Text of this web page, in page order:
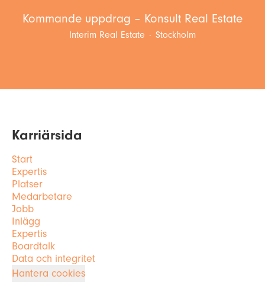
Kommande uppdrag – Konsult Real Estate
Interim Real Estate · Stockholm
Karriärsida
Start
Expertis
Platser
Medarbetare
Jobb
Inlägg
Expertis
Boardtalk
Data och integritet
Hantera cookies